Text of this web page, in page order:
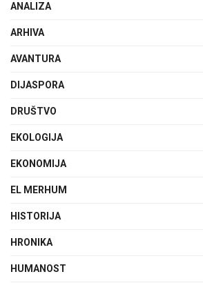
ANALIZA
ARHIVA
AVANTURA
DIJASPORA
DRUŠTVO
EKOLOGIJA
EKONOMIJA
EL MERHUM
HISTORIJA
HRONIKA
HUMANOST